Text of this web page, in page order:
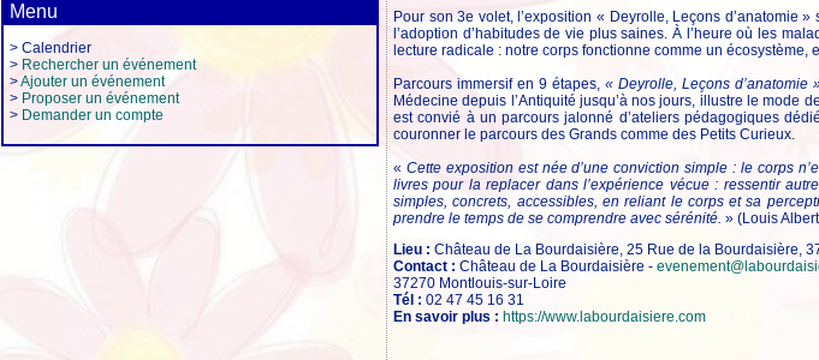
Menu
> Calendrier
> Rechercher un événement
>Ajouter un événement
> Proposer un événement
> Demander un compte
Pour son 3e volet, l’exposition « Deyrolle, Leçons d’anatomie
l’adoption d’habitudes de vie plus saines. À l’heure où les
lecture radicale : notre corps fonctionne comme un écosystème,
Parcours immersif en 9 étapes, « Deyrolle, Leçons d’anatomie
Médecine depuis l’Antiquité jusqu’à nos jours, illustre le mode
est convié à un parcours jalonné d’ateliers pédagogiques
couronner le parcours des Grands comme des Petits Curieux.
« Cette exposition est née d’une conviction simple : le corps
livres pour la replacer dans l’expérience vécue : ressentir
simples, concrets, accessibles, en reliant le corps et sa
prendre le temps de se comprendre avec sérénité. » (Louis
Lieu : Château de La Bourdaisière, 25 Rue de la Bourdaisière,
Contact : Château de La Bourdaisière -
37270 Montlouis-sur-Loire
Tél : 02 47 45 16 31
En savoir plus : https://www.labourdaisiere.com